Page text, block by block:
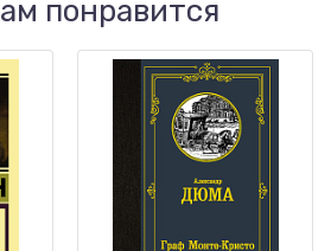
понравится